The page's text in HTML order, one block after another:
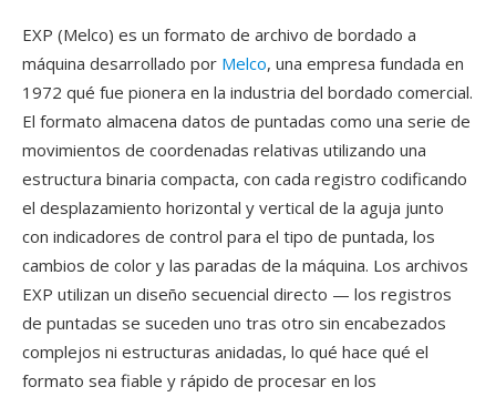
EXP (Melco) es un formato de archivo de bordado a
máquina desarrollado por Melco, una empresa fundada en
1972 qué fue pionera en la industria del bordado comercial.
El formato almacena datos de puntadas como una serie de
movimientos de coordenadas relativas utilizando una
estructura binaria compacta, con cada registro codificando
el desplazamiento horizontal y vertical de la aguja junto
con indicadores de control para el tipo de puntada, los
cambios de color y las paradas de la máquina. Los archivos
EXP utilizan un diseño secuencial directo — los registros
de puntadas se suceden uno tras otro sin encabezados
complejos ni estructuras anidadas, lo qué hace qué el
formato sea fiable y rápido de procesar en los